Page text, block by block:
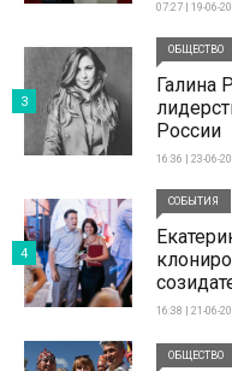
07:27 | 19-06-
ОБЩЕСТВО
Галина
России
16:36 | 23-06-
3
СОБЫТИЯ
16:38 | 21-06-
4
ОБЩЕСТВО